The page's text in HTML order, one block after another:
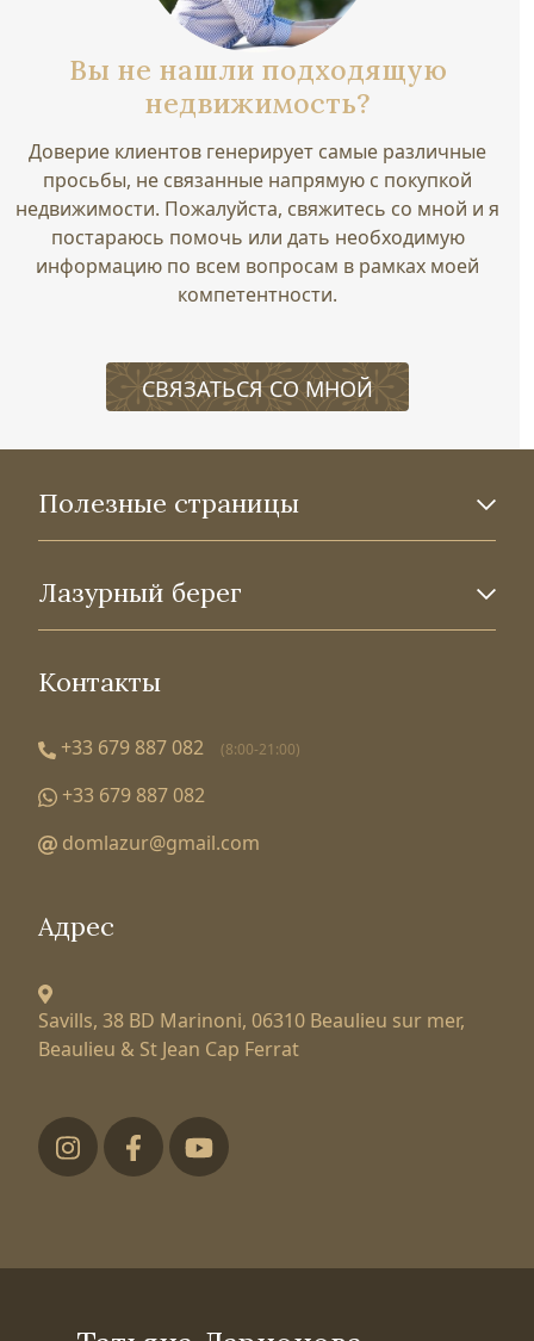
Вы не нашли подходящую
недвижимость?
Доверие клиентов генерирует самые различные
просьбы, не связанные напрямую с покупкой
недвижимости. Пожалуйста, свяжитесь со мной и я
постараюсь помочь или дать необходимую
информацию по всем вопросам в рамках моей
компетентности.
СВЯЗАТЬСЯ СО МНОЙ
Полезные страницы
Лазурный берег
Контакты
+33 679 887 082 (8:00-21:00)
+33 679 887 082
domlazur@gmail.com
Адрес
Savills, 38 BD Marinoni, 06310 Beaulieu sur mer,
Beaulieu & St Jean Cap Ferrat